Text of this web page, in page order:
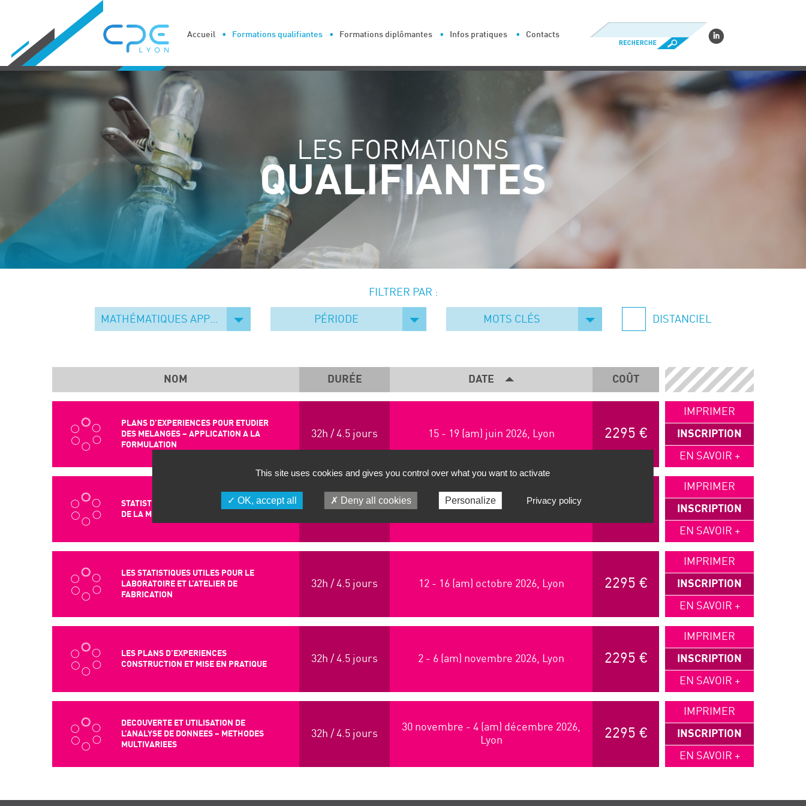
Accueil Formations qualifiantes Formations diplômantes Infos pratiques Contacts
LES FORMATIONS
QUALIFIANTES
FILTRER PAR :
MATHÉMATIQUES APPLIQUÉES PÉRIODE MOTS CLÉS DISTANCIEL
NOM DURÉE DATE COÛT
PLANS D’EXPERIENCES POUR ETUDIER
DES MELANGES – APPLICATION A LA
FORMULATION
32h / 4.5 jours 15 - 19 (am) juin 2026, Lyon 2295 €
IMPRIMER
INSCRIPTION
EN SAVOIR +
STATISTIQUE POUR L’AIDE A LA DECISION :
DE LA MESURE A LA MODELISATION
32h / 4.5 jours 7 - 11 (am) septembre 2026, Lyon
IMPRIMER
INSCRIPTION
EN SAVOIR +
LES STATISTIQUES UTILES POUR LE
LABORATOIRE ET L’ATELIER DE
FABRICATION
32h / 4.5 jours 12 - 16 (am) octobre 2026, Lyon 2295 €
IMPRIMER
INSCRIPTION
EN SAVOIR +
LES PLANS D’EXPERIENCES
CONSTRUCTION ET MISE EN PRATIQUE
32h / 4.5 jours 2 - 6 (am) novembre 2026, Lyon 2295 €
IMPRIMER
INSCRIPTION
EN SAVOIR +
DECOUVERTE ET UTILISATION DE
L’ANALYSE DE DONNEES – METHODES
MULTIVARIEES
32h / 4.5 jours
30 novembre - 4 (am) décembre 2026,
Lyon
2295 €
IMPRIMER
INSCRIPTION
EN SAVOIR +
Cookies management panel
This site uses cookies and gives you control over what you want to activate
OK, accept all Deny all cookies Personalize Privacy policy